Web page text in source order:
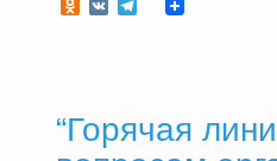
Odnoklassniki
VKTelegram
“Горячая